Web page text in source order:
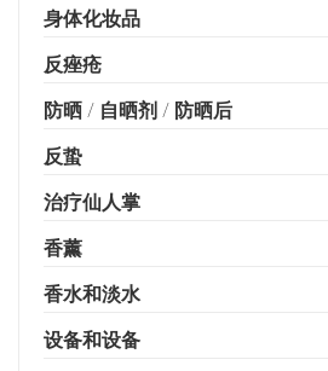
身体化妆品
反痤疮
防晒 / 自晒剂 / 防晒后
反蛰
治疗仙人掌
香薰
香水和淡水
设备和设备